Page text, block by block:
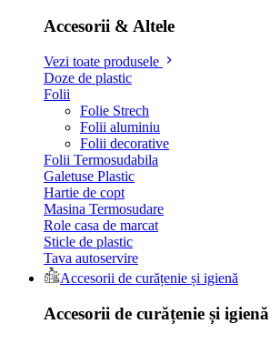
Accesorii & Altele
Vezi toate produsele
Doze de plastic
Folii
Folie Strech
Folii aluminiu
Folii decorative
Folii Termosudabila
Galetuse Plastic
Hartie de copt
Masina Termosudare
Role casa de marcat
Sticle de plastic
Tava autoservire
Accesorii de curățenie și igienă
Accesorii de curățenie și igienă